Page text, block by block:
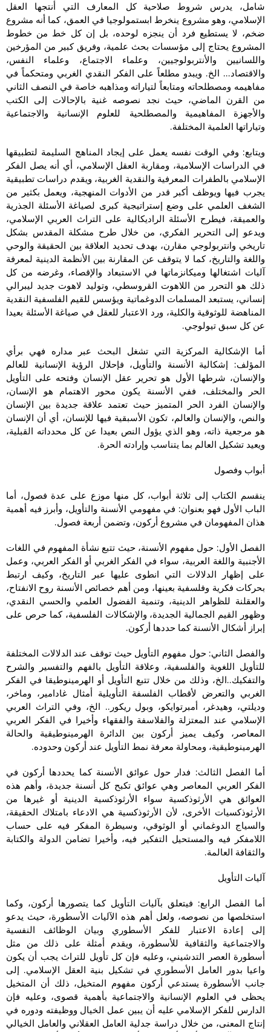
شامل، يدرس شروط صلاحية كل المعارف التي أنتجها العقل
الإسلامي، وهو مشروع ينخرط ابستمولوجيا في العمق، كما أنه مشروع
ضخم، لا يستطيع فرد أن ينجزه لوحده، بل إن كل خط من خطوط
المشروع يحتاج إلى مؤسسات بحث علمية، وفريق كبير من المؤرخين
واللسانيين والأنتربولوجيين، وعلماء الاجتماع، وعلماء النفس،
والاقتصاد… الخ. ويبدو مطلعاً على الفكر النقدي الغربي ومتحكماً في
مفاهيمه ومصطلحاته ومتابعاً لتياراته ومذاهبه خاصة في النصف الثاني
من القرن الماضي، حيث نجد نصوصه غنية بالإحالات إلى الكتب
والأجهزة المفاهيمية والمصطلحية للعلوم الإنسانية والاجتماعية
وتياراتها العلمية المختلفة.
ويتابع: وفي الوقت نفسه يعمل على إيجاد المناهج السليمة لتطبيقها
في الدراسات الإسلامية، ومقاربة العقل الإسلامي، أي أنه يصل الفكر
الإسلامي بالطفرات المعرفية والنقدية الغربية، ويقدم دراسات تطبيقية
يجرب فيها ويوظف أكبر قدر من الأدوات المنهجية، ويعمل بكثير من
الشغف العلمي على وضع إستراتيجية كبرى لصياغة الأسئلة الجذرية
والعميقة، فيطرح الأسئلة الراديكالية على التراث العربي الإسلامي،
ويدعو إلى التحرير الفكري، من خلال طرح مشكلة المقدس بشكل
تاريخي وانتربولوجي مقارن، بهدف تحديد العلاقة بين الحقيقة والوحي
واللغة والتاريخ، كما لا يتوقف عن المقارنة بين الأنظمة الدينية لمعرفة
آليات اشتغالها وميكانزماتها في الاستبعاد والإقصاء، وغرضه من كل
ذلك هو التحرر من اللاهوت القروسطي، وتوليد لاهوت جديد ليبرالي
إنساني، يستبعد المسلمات الدوغماتية ويؤسس للقيم الفلسفية النقدية
المناهضة للوثوقية والكلية، ورد الاعتبار للعقل في صياغة الأسئلة بعيدا
عن كل سبق تيولوجي.
أما الإشكالية المركزية التي تشغل البحث عبر مداره فهي برأي
المؤلف: إشكالية الأنسنة والتأويل، فإحلال الرؤية الإنسانية للعالم
والإنسان، شرطها الأول هو تحرير عقل الإنسان وفتحه على التأويل
الحر والمختلف، ففي الأنسنة يكون محور الاهتمام هو الإنسان،
والإنسان الفرد الحر المتميز حيث تعتمد علاقة جديدة بين الإنسان
والنص، والإنسان والعالم، تكون الأسبقية فيها للإنسان، أي أن الإنسان
هو مرجعية ذاته، وهو الذي يؤول النص بعيدا عن كل محدداته القبلية،
ويعيد تشكيل العالم بما يتناسب وإرادته الحرة.
أبواب وفصول
ينقسم الكتاب إلى ثلاثة أبواب، كل منها موزع على عدة فصول، أما
الباب الأول فهو بعنوان: في مفهومي الأنسنة والتأويل، وأبرز فيه أهمية
هذان المفهومان في مشروع أركون، وتضمن أربعة فصول.
الفصل الأول: حول مفهوم الأنسنة، حيث تتبع نشأة المفهوم في اللغات
الأجنبية واللغة العربية، سواء في الفكر الغربي أو الفكر العربي، وعمل
على إظهار الدلالات التي انطوى عليها عبر التاريخ، وكيف ارتبط
بحركات فكرية وفلسفية بعينها، ومن أهم خصائص الأنسنة روح الانفتاح،
والعقلنة للظواهر الدينية، وتنمية الفضول العلمي والحسي النقدي،
وظهور القيم الجمالية الجديدة، والإشكالات الفلسفية، كما حرص على
إبراز أشكال الأنسنة كما حددها أركون.
والفصل الثاني: حول مفهوم التأويل حيث توقف عند الدلالات المختلفة
للتأويل اللغوية والفلسفية، وعلاقة التأويل بالفهم والتفسير والشرح
والتفكيك..الخ، وذلك من خلال تتبع التأويل أو الهرمينوطيقا في الفكر
الغربي والتعرض لأقطاب الفلسفة التأويلية أمثال غادامير، وماخر،
وديلتي، وهيدغر، أمبرتوايكو، وبول ريكور.. الخ، وفي التراث العربي
الإسلامي عند المعتزلة والفلاسفة والفقهاء وأخيرا في الفكر العربي
المعاصر، وكيف يميز أركون بين الدائرة الهرمينوطيقية والحالة
الهرمينوطيقية، ومحاولة معرفة نمط التأويل عند أركون وحدوده.
أما الفصل الثالث: فدار حول عوائق الأنسنة كما يحددها أركون في
الفكر العربي المعاصر وهي عوائق تكبح كل أنسنة جديدة، وأهم هذه
العوائق هي الأرثوذكسية سواء الأرثوذكسية الدينية أو غيرها من
الأرثوذكسيات الأخرى، لأن الأرثوذكسية هي الادعاء بامتلاك الحقيقة،
والسياج الدوغماني أو الوثوقي، وسيطرة المفكر فيه على حساب
اللامفكر فيه والمستحيل التفكير فيه، وأخيرا تضامن الدولة والكتابة
والثقافة العالمة.
آليات التأويل
أما الفصل الرابع: فيتعلق بآليات التأويل كما يتصورها أركون، وكما
استخلصها من نصوصه، ولعل أهم هذه الآليات الأسطورة، حيث يدعو
إلى إعادة الاعتبار للفكر الأسطوري وبيان الوظائف النفسية
والاجتماعية والثقافية للأسطورة، ويقدم أمثلة على ذلك من مثل
أسطورة العصر التدشيني، وعليه فإن كل تأويل للتراث يجب أن يكون
واعيا بدور العامل الأسطوري في تشكيل بنية العقل الإسلامي. إلى
جانب الأسطورة يستدعي أركون مفهوم المتخيل، ذلك أن المتخيل
يحظى في العلوم الإنسانية والاجتماعية بأهمية قصوى، وعليه فإن
الدارس للفكر الإسلامي عليه أن يبين عمل الخيال ووظيفته ودوره في
إنتاج المعنى، من خلال دراسة جدلية العامل العقلاني والعامل الخيالي